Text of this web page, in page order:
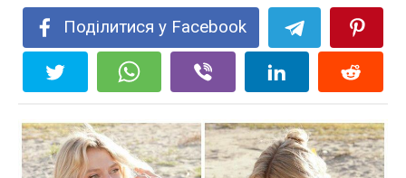
Поділитися у Facebook